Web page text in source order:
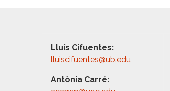
Lluís Cifuentes:
lluiscifuentes@ub.edu
Antònia Carré: